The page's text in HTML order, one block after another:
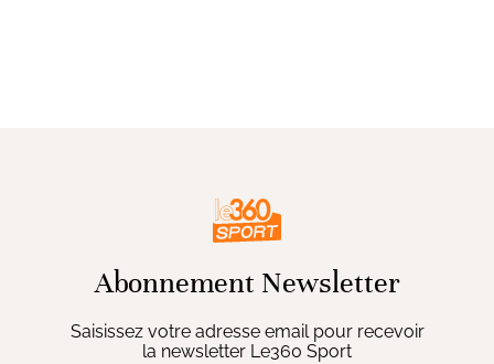
Abonnement Newsletter
Saisissez votre adresse email pour recevoir
la newsletter Le360 Sport